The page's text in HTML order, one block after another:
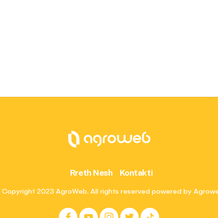
Rreth Nesh Kontakti
2023 AgroWeb. All rights reserved powered by